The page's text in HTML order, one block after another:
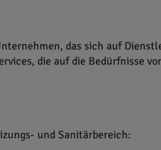
das sich auf
die auf die Bedürfnisse
und Sanitärbereich: